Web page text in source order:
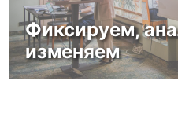
Фиксируем,
изменяем